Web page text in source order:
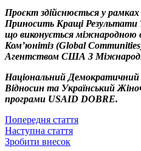
Проєкт здійснюється у рамках
Приносить Кращі Результати
що виконується міжнародною
Ком’юнітіз (Global Communities
Агентством США З
Національний
Відносин та Український
програми USAID DOBRE.
Попередня стаття
Наступна стаття
Зробити внесок